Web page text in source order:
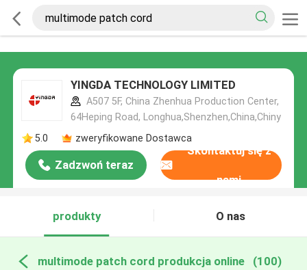
YINGDA TECHNOLOGY LIMITED
A507 5F, China Zhenhua Production Center,
64Heping Road, Longhua,Shenzhen,China,Chiny
5.0
zweryfikowane Dostawca
Zadzwoń teraz
Skontaktuj się z
nami
produkty O nas
multimode patch cord produkcja online (100)